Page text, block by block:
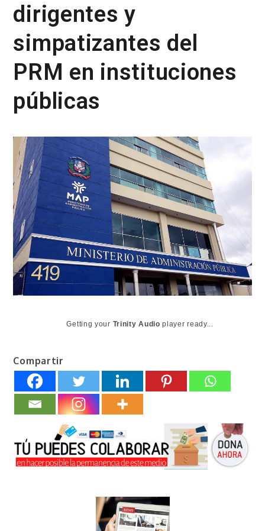
dirigentes y
simpatizantes del
PRM en instituciones
públicas
Getting your Trinity Audio player ready...
Compartir